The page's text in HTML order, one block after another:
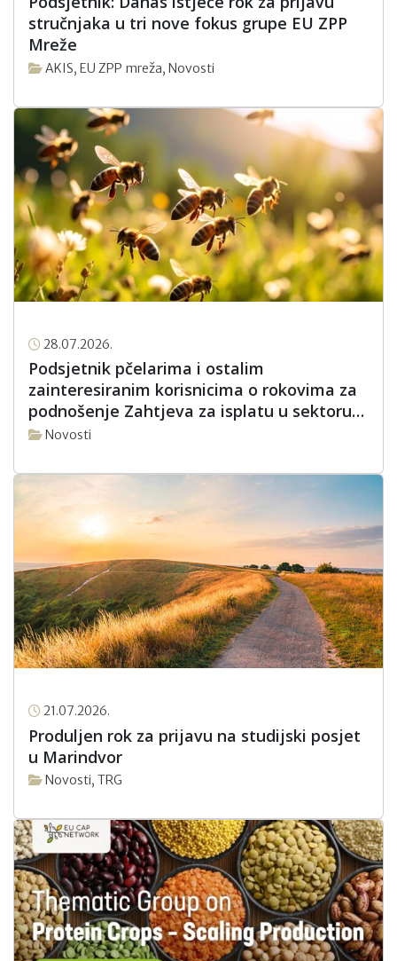
stručnjaka u tri nove fokus grupe EU ZPP
Mreže
AKIS, EU ZPP mreža, Novosti
28.07.2026.
Podsjetnik pčelarima i ostalim
zainteresiranim korisnicima o rokovima za
podnošenje Zahtjeva za isplatu u sektoru
pčelarstva za intervencijsku godinu 2026.
Novosti
21.07.2026.
Produljen rok za prijavu na studijski posjet
u Marindvor
Novosti, TRG